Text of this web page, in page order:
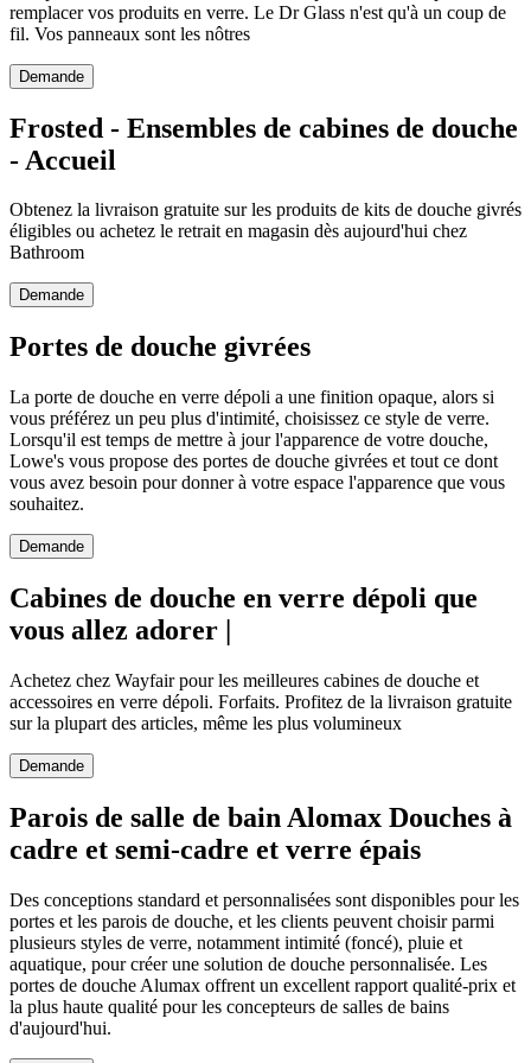
remplacer vos produits en verre. Le Dr Glass n'est qu'à un coup de
fil. Vos panneaux sont les nôtres
Demande
Frosted - Ensembles de cabines de douche
- Accueil
Obtenez la livraison gratuite sur les produits de kits de douche givrés
éligibles ou achetez le retrait en magasin dès aujourd'hui chez
Bathroom
Demande
Portes de douche givrées
La porte de douche en verre dépoli a une finition opaque, alors si
vous préférez un peu plus d'intimité, choisissez ce style de verre.
Lorsqu'il est temps de mettre à jour l'apparence de votre douche,
Lowe's vous propose des portes de douche givrées et tout ce dont
vous avez besoin pour donner à votre espace l'apparence que vous
souhaitez.
Demande
Cabines de douche en verre dépoli que
vous allez adorer |
Achetez chez Wayfair pour les meilleures cabines de douche et
accessoires en verre dépoli. Forfaits. Profitez de la livraison gratuite
sur la plupart des articles, même les plus volumineux
Demande
Parois de salle de bain Alomax Douches à
cadre et semi-cadre et verre épais
Des conceptions standard et personnalisées sont disponibles pour les
portes et les parois de douche, et les clients peuvent choisir parmi
plusieurs styles de verre, notamment intimité (foncé), pluie et
aquatique, pour créer une solution de douche personnalisée. Les
portes de douche Alumax offrent un excellent rapport qualité-prix et
la plus haute qualité pour les concepteurs de salles de bains
d'aujourd'hui.